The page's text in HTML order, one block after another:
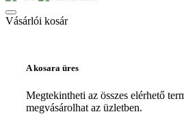
Vásárlói kosár
A kosara üres
Megtekintheti az összes elérhető
megvásárolhat az üzletben.